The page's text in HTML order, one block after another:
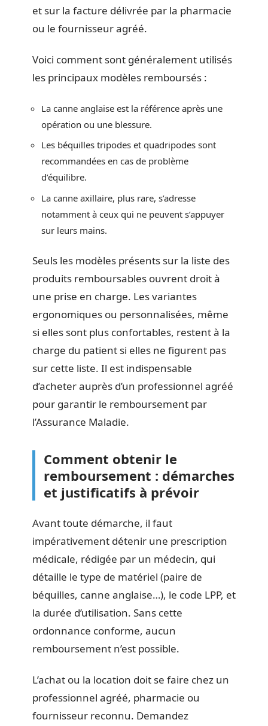
et sur la facture délivrée par la pharmacie
ou le fournisseur agréé.
Voici comment sont généralement utilisés
les principaux modèles remboursés :
La canne anglaise est la référence après une
opération ou une blessure.
Les béquilles tripodes et quadripodes sont
recommandées en cas de problème
d’équilibre.
La canne axillaire, plus rare, s’adresse
notamment à ceux qui ne peuvent s’appuyer
sur leurs mains.
Seuls les modèles présents sur la liste des
produits remboursables ouvrent droit à
une prise en charge. Les variantes
ergonomiques ou personnalisées, même
si elles sont plus confortables, restent à la
charge du patient si elles ne figurent pas
sur cette liste. Il est indispensable
d’acheter auprès d’un professionnel agréé
pour garantir le remboursement par
l’Assurance Maladie.
Comment obtenir le
remboursement : démarches
et justificatifs à prévoir
Avant toute démarche, il faut
impérativement détenir une prescription
médicale, rédigée par un médecin, qui
détaille le type de matériel (paire de
béquilles, canne anglaise…), le code LPP, et
la durée d’utilisation. Sans cette
ordonnance conforme, aucun
remboursement n’est possible.
L’achat ou la location doit se faire chez un
professionnel agréé, pharmacie ou
fournisseur reconnu. Demandez